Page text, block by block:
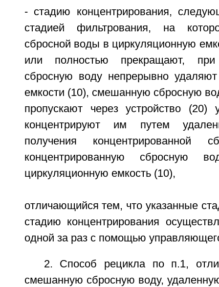
- стадию концентрирования,
стадией фильтрования, на
сбросной воды в циркуляционную
или полностью прекращают,
сбросную воду непрерывно
емкости (10), смешанную сбросную
пропускают через устройство (20)
концентрируют им путем
получения концентрированной
концентрированную сбросную
циркуляционную емкость (10),
отличающийся тем, что указанные
стадию концентрирования
одной за раз с помощью
2. Способ рецикла по п.1,
смешанную сбросную воду,